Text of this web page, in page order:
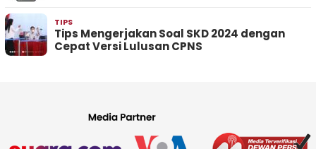
TIPS
Tips Mengerjakan Soal SKD 2024 dengan
Cepat Versi Lulusan CPNS